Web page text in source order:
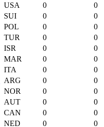
USA 0
0
SUI 0
0
POL 0
0
TUR 0
0
ISR 0
0
MAR 0
0
ITA 0
0
ARG 0
0
NOR 0
0
AUT 0
0
CAN 0
0
NED 0
0